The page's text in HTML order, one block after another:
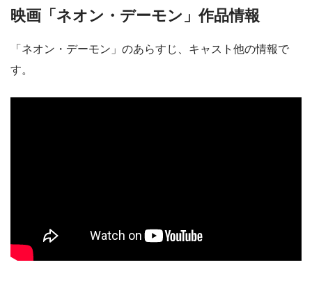
映画「ネオン・デーモン」作品情報
「ネオン・デーモン」のあらすじ、キャスト他の情報で
す。